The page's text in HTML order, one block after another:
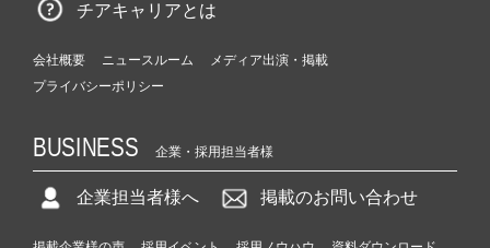
チアキャリアとは
会社概要 ニュースルーム
メディア出演・掲載
プライバシーポリシー
BUSINESS 企業・採用担当者様
企業担当者様へ 掲載のお問い合わせ